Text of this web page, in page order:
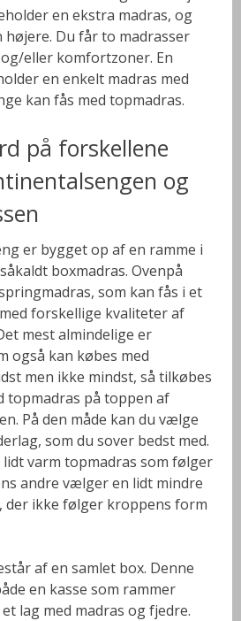
en ekstra madras, og
Du får to madrasser
eller komfortzoner. En
en enkelt madras med
kan fås med topmadras.
på forskellene
og
er bygget op af en ramme i
boxmadras. Ovenpå
som kan fås i et
forskellige kvaliteter af
mest almindelige er
også kan købes med
men ikke mindst, så tilkøbes
topmadras på toppen af
På den måde kan du vælge
som du sover bedst med.
varm topmadras som følger
andre vælger en lidt mindre
der ikke følger kroppens form
af en samlet box. Denne
en kasse som rammer
lag med madras og fjedre.